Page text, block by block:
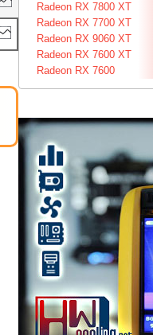
Radeon RX 7800 XT
Radeon RX 7700 XT
Radeon RX 9060 XT
Radeon RX 7600 XT
Radeon RX 7600